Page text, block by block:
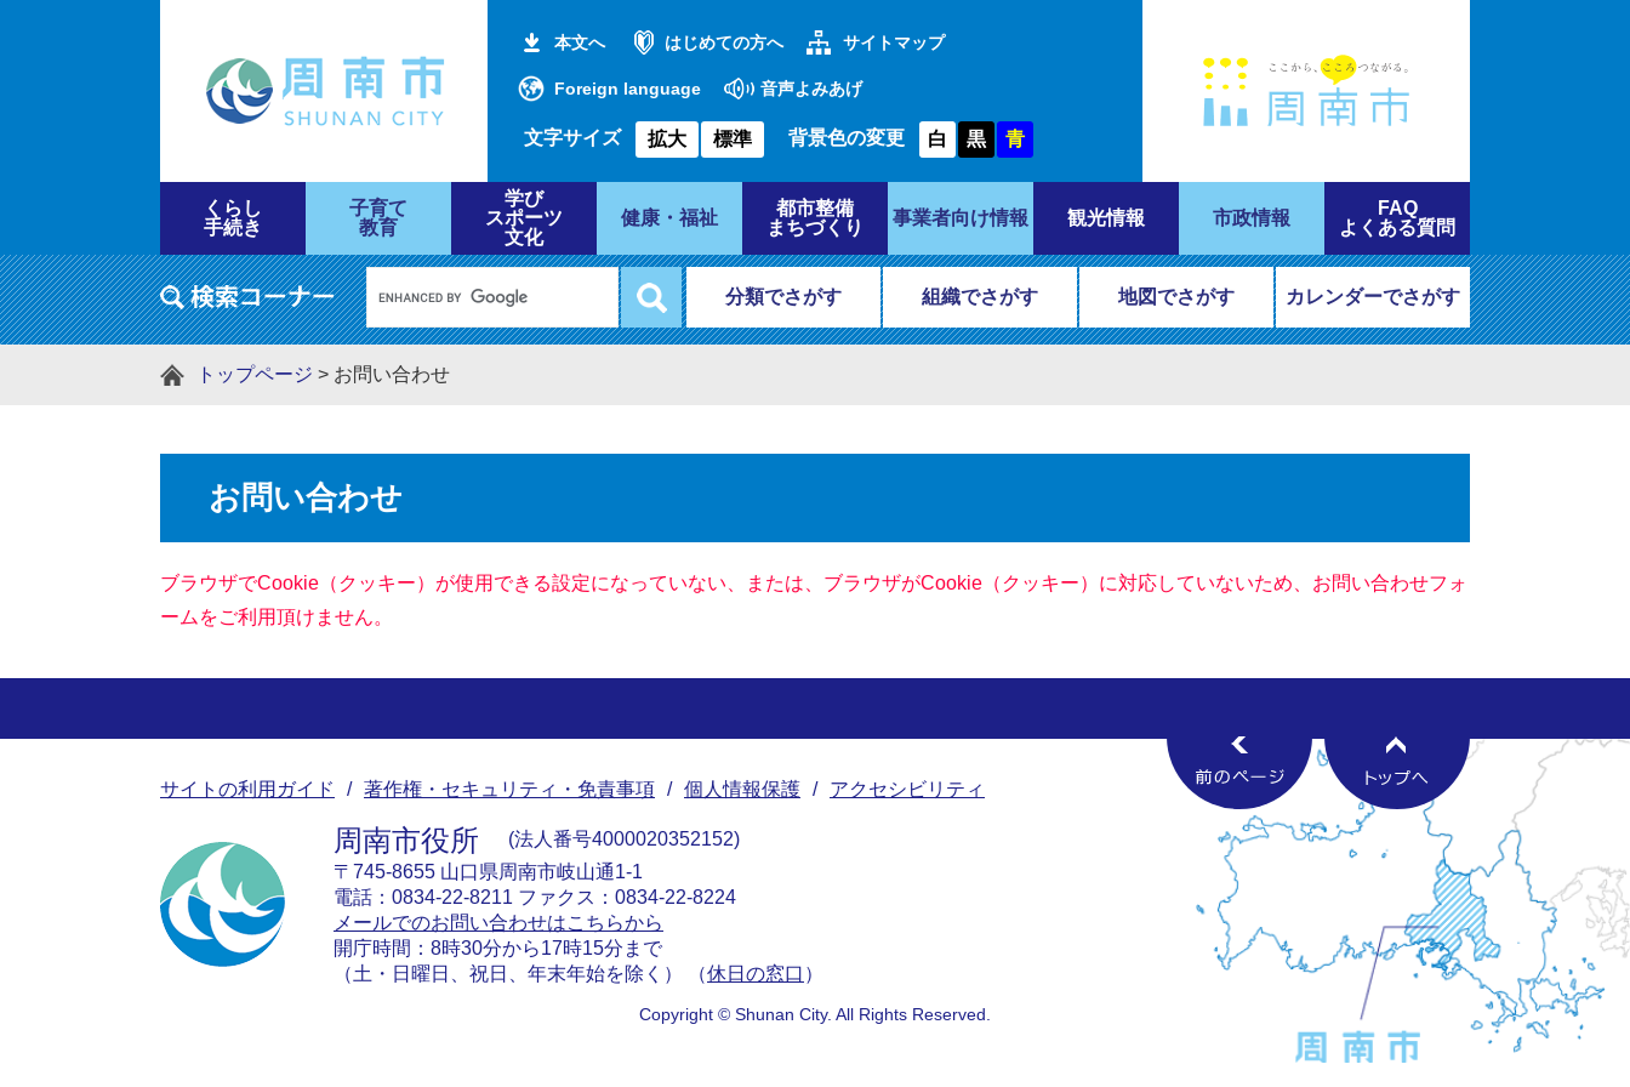
本文へ はじめての方へ サイトマップ
Foreign language 音声よみあげ
文字サイズ 拡大 標準 背景色の変更 白 黒 青
くらし
手続き
子育て
教育
学び
スポーツ
文化
健康・福祉
都市整備
まちづくり
事業者向け情報 観光情報 市政情報
FAQ
よくある質問
分類でさがす 組織でさがす 地図でさがす カレンダーでさがす
トップページ > お問い合わせ
お問い合わせ
ブラウザでCookie（クッキー）が使用できる設定になっていない、または、ブラウザがCookie（クッキー）に対応していないため、お問い合わせフォ
ームをご利用頂けません。
サイトの利用ガイド 著作権・セキュリティ・免責事項 個人情報保護 アクセシビリティ
周南市役所
法人番号4000020352152
〒745-8655 山口県周南市岐山通1-1
電話：0834-22-8211 ファクス：0834-22-8224
メールでのお問い合わせはこちらから
開庁時間：8時30分から17時15分まで
（土・日曜日、祝日、年末年始を除く） （休日の窓口 ）
Copyright © Shunan City. All Rights Reserved.